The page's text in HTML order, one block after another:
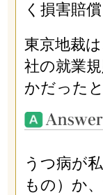
く損害賠
東京地裁
社の就業
かだった
うつ病が
もの）か